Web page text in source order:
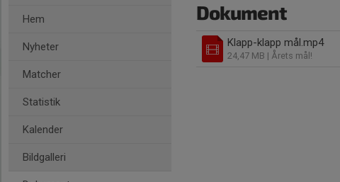
Hem
Nyheter
Matcher
Statistik
Kalender
Bildgalleri
Dokument
Klapp-klapp mål.mp4
24,47 MB | Årets mål!